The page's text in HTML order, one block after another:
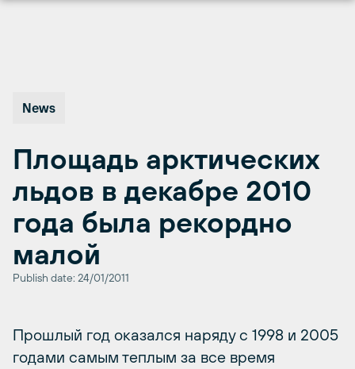
News
Площадь арктических
льдов в декабре 2010
года была рекордно
малой
Publish date: 24/01/2011
Прошлый год оказался наряду с 1998 и 2005
годами самым теплым за все время